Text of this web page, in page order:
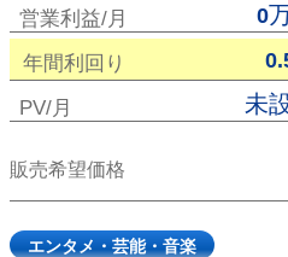
営業利益/月 0
年間利回り
PV/月 未
販売希望価格
エンタメ・芸能・音楽